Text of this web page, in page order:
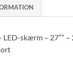
skærm – 27″” –